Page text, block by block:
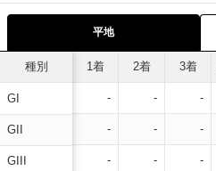
平地
種別
GI
GII
GIII
1着 2着 3着
- - -
- - -
- - -